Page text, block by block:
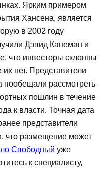
Ярким примером
Хансена, является
в 2002 году
Дэвид Канеман и
что инвесторы склонны
их нет. Представители
пообещали рассмотреть
пошлин в течение
к власти. Точная дата
представители
что размещение может
Свободный уже
к специалисту,